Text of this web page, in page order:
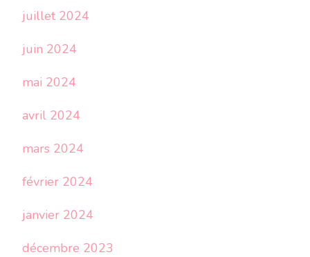
juillet 2024
juin 2024
mai 2024
avril 2024
mars 2024
février 2024
janvier 2024
décembre 2023